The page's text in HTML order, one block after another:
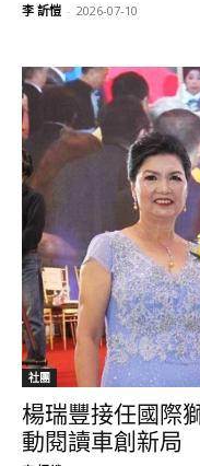
李 訢愷 - 2026-07-10
社團
楊瑞豐接任國際
動閱讀車創新局